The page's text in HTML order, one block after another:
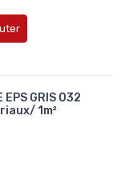
EPS GRIS 032
1m²